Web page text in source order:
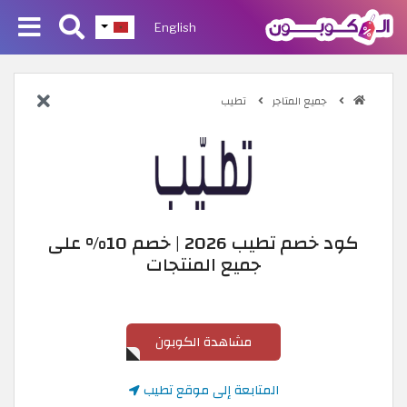
English
جميع المتاجر تطيب
كود خصم تطيب 2026 | خصم 10% على
جميع المنتجات
مشاهدة الكوبون
المتابعة إلى موقع تطيب